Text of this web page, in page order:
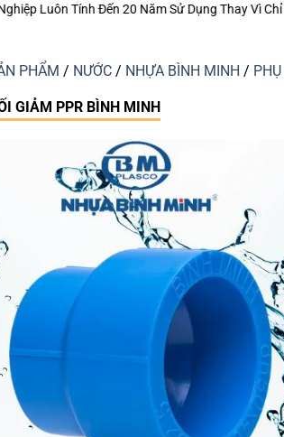
Thay Vì Chỉ Giá Thành? Thiết bị điện
PHẨM / NƯỚC / NHỰA BÌNH MINH /
GIẢM PPR BÌNH MINH